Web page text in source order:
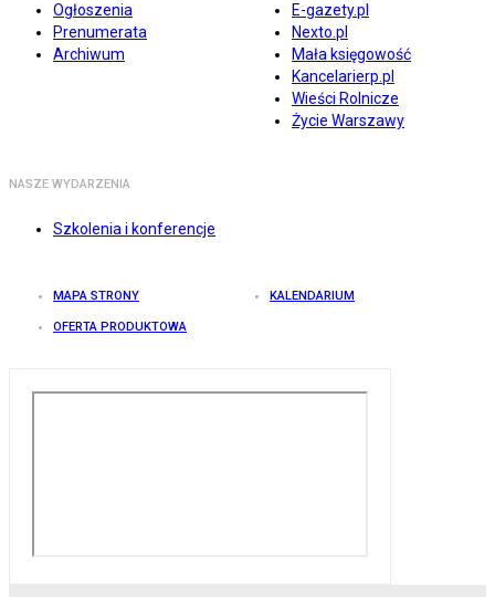
Ogłoszenia
Prenumerata
Archiwum
E-gazety.pl
Nexto.pl
Mała księgowość
Kancelarierp.pl
Wieści Rolnicze
Życie Warszawy
NASZE WYDARZENIA
Szkolenia i konferencje
MAPA STRONY KALENDARIUM
OFERTA PRODUKTOWA